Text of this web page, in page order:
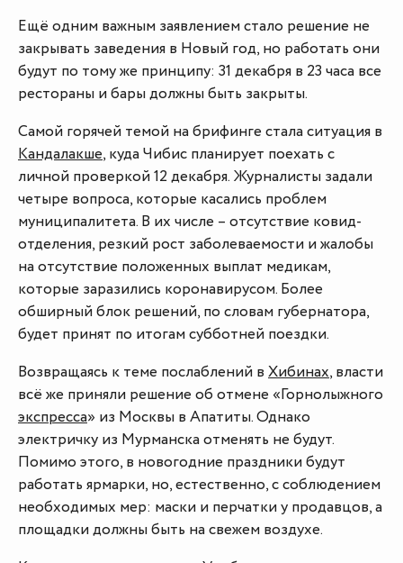
Ещё одним важным заявлением стало решение не
закрывать заведения в Новый год, но работать они
будут по тому же принципу: 31 декабря в 23 часа все
рестораны и бары должны быть закрыты.
Самой горячей темой на брифинге стала ситуация в
Кандалакше, куда Чибис планирует поехать с
личной проверкой 12 декабря. Журналисты задали
четыре вопроса, которые касались проблем
муниципалитета. В их числе – отсутствие ковид-
отделения, резкий рост заболеваемости и жалобы
на отсутствие положенных выплат медикам,
которые заразились коронавирусом. Более
обширный блок решений, по словам губернатора,
будет принят по итогам субботней поездки.
Возвращаясь к теме послаблений в Хибинах, власти
всё же приняли решение об отмене «Горнолыжного
экспресса» из Москвы в Апатиты. Однако
электричку из Мурманска отменять не будут.
Помимо этого, в новогодние праздники будут
работать ярмарки, но, естественно, с соблюдением
необходимых мер: маски и перчатки у продавцов, а
площадки должны быть на свежем воздухе.